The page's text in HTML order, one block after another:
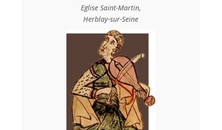
Eglise Saint-Martin,
Herblay-sur-Seine